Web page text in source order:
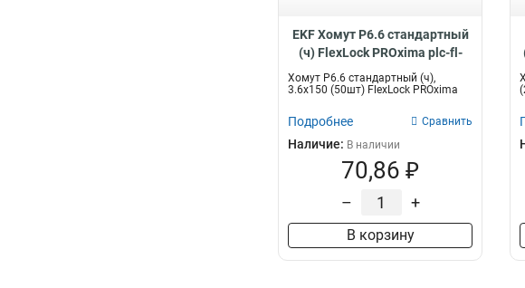
EKF Хомут P6.6 стандартный
(ч) FlexLock PROxima plc-fl-
ctsb-3.6x150-r
Хомут P6.6 стандартный (ч),
3.6x150 (50шт) FlexLock PROxima
Подробнее Сравнить
Наличие: В наличии
70,86 ₽
– +
В корзину